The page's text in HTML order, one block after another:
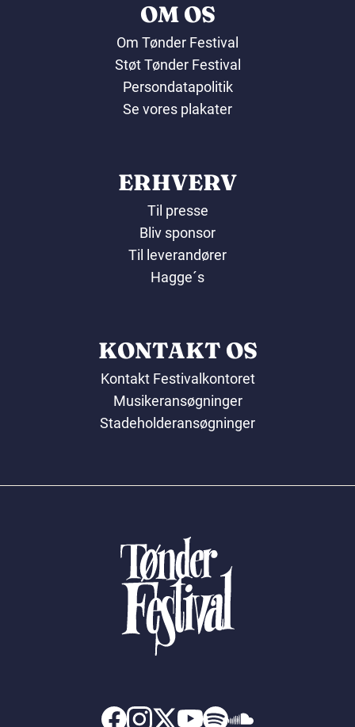
OM OS
Om Tønder Festival
Støt Tønder Festival
Persondatapolitik
Se vores plakater
ERHVERV
Til presse
Bliv sponsor
Til leverandører
Hagge´s
KONTAKT OS
Kontakt Festivalkontoret
Musikeransøgninger
Stadeholderansøgninger